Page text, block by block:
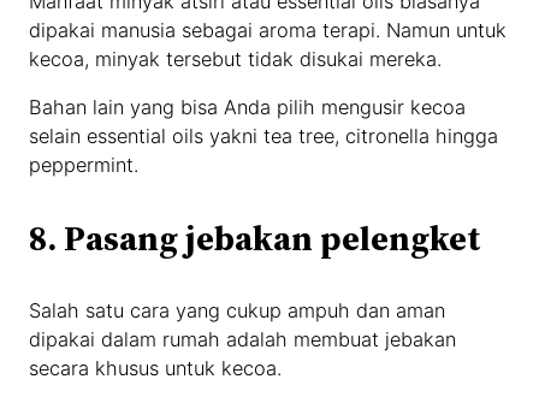
dipakai manusia sebagai aroma terapi. Namun untuk
kecoa, minyak tersebut tidak disukai mereka.
Bahan lain yang bisa Anda pilih mengusir kecoa
selain essential oils yakni tea tree, citronella hingga
peppermint.
8. Pasang jebakan pelengket
Salah satu cara yang cukup ampuh dan aman
dipakai dalam rumah adalah membuat jebakan
secara khusus untuk kecoa.